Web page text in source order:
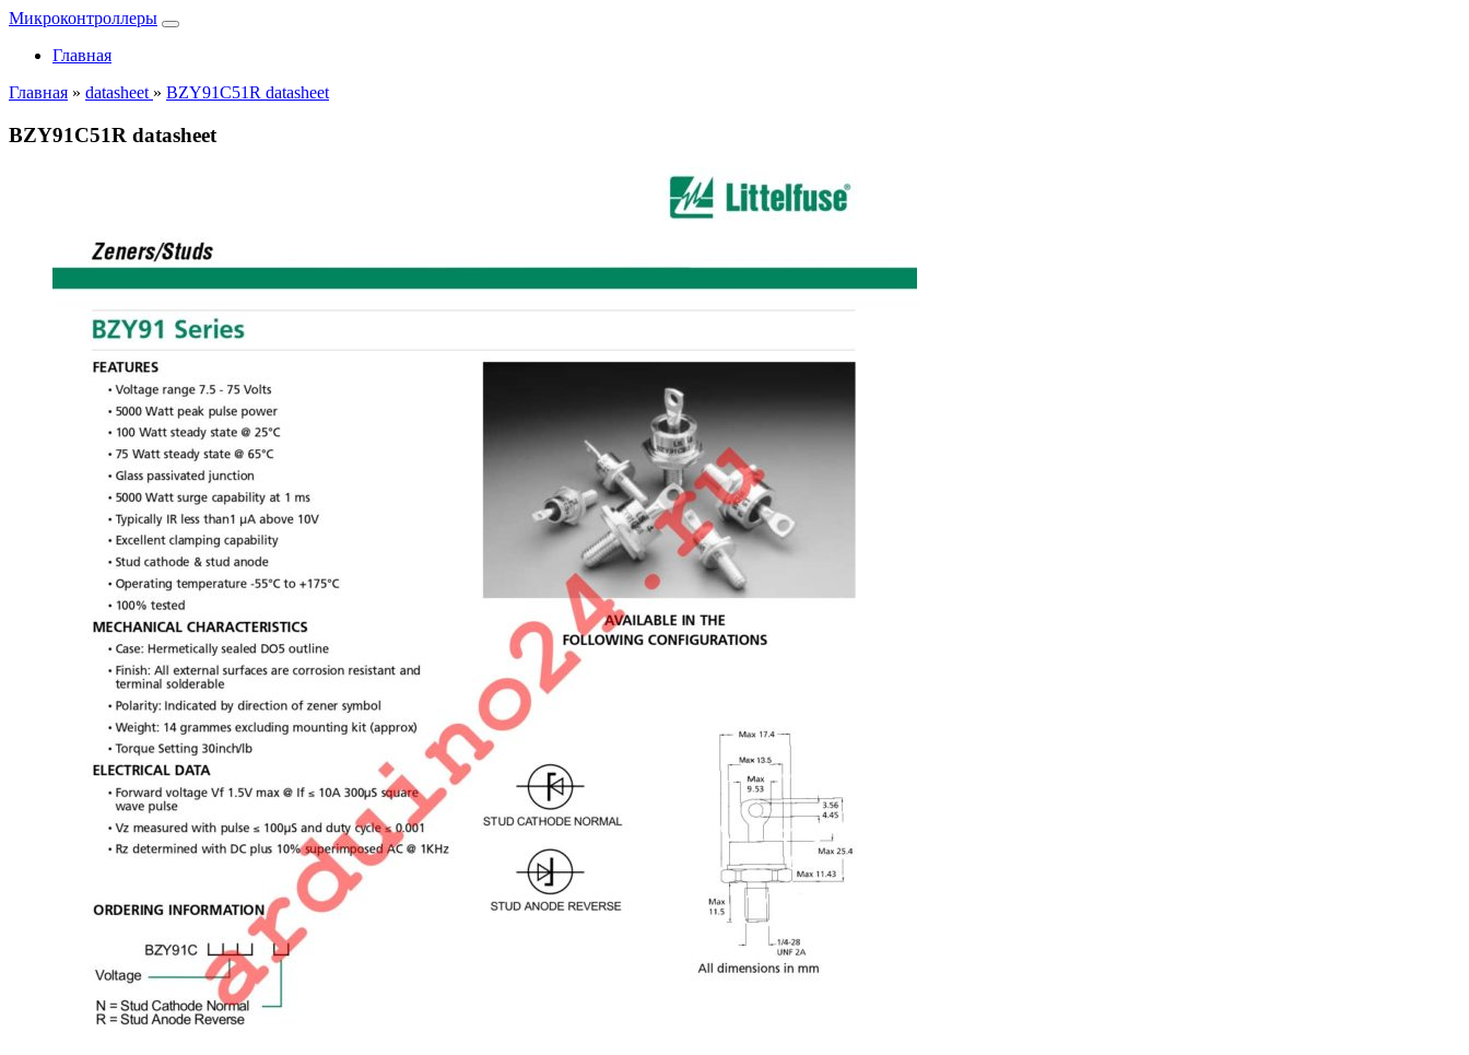
Микроконтроллеры
Главная
Главная » datasheet » BZY91C51R datasheet
BZY91C51R datasheet